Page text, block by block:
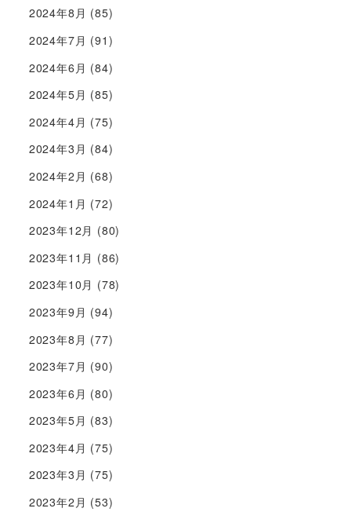
2024年8月 (85)
2024年7月 (91)
2024年6月 (84)
2024年5月 (85)
2024年4月 (75)
2024年3月 (84)
2024年2月 (68)
2024年1月 (72)
2023年12月 (80)
2023年11月 (86)
2023年10月 (78)
2023年9月 (94)
2023年8月 (77)
2023年7月 (90)
2023年6月 (80)
2023年5月 (83)
2023年4月 (75)
2023年3月 (75)
2023年2月 (53)